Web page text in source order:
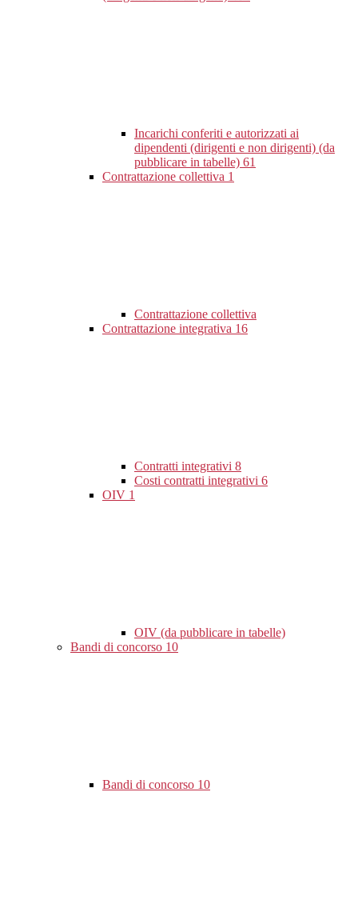
Incarichi conferiti e autorizzati ai
dipendenti (dirigenti e non dirigenti) (da
pubblicare in tabelle) 61
Contrattazione collettiva 1
Contrattazione collettiva
Contrattazione integrativa 16
Contratti integrativi 8
Costi contratti integrativi 6
OIV 1
OIV (da pubblicare in tabelle)
Bandi di concorso 10
Bandi di concorso 10